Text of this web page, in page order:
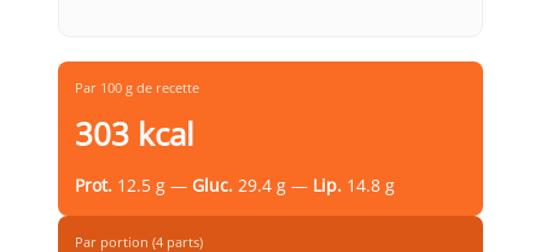
Par 100 g de recette
303 kcal
Prot. 12.5 g — Gluc. 29.4 g — Lip. 14.8 g
Par portion (4 parts)